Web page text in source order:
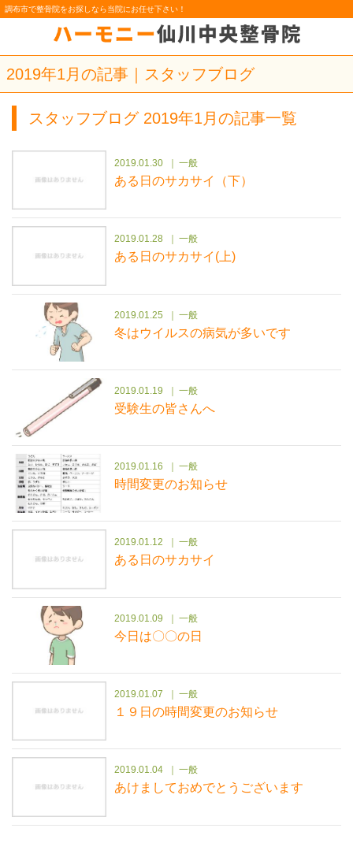
調布市で整骨院をお探しなら当院にお任せ下さい！
2019年1月の記事｜スタッフブログ
スタッフブログ 2019年1月の記事一覧
2019.01.30 一般
ある日のサカサイ（下）
2019.01.28 一般
ある日のサカサイ(上)
2019.01.25 一般
冬はウイルスの病気が多いです
2019.01.19 一般
受験生の皆さんへ
2019.01.16 一般
時間変更のお知らせ
2019.01.12 一般
ある日のサカサイ
2019.01.09 一般
今日は〇〇の日
2019.01.07 一般
１９日の時間変更のお知らせ
2019.01.04 一般
あけましておめでとうございます